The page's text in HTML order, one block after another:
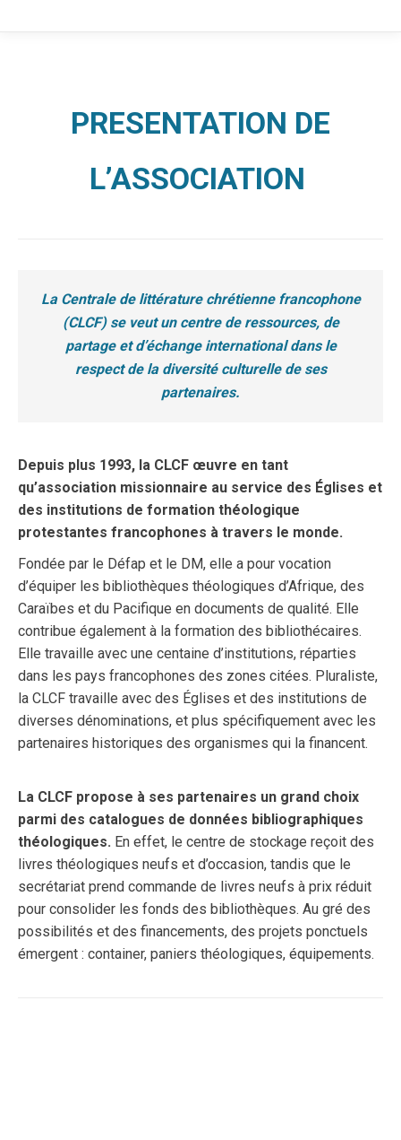
PRESENTATION DE
L’ASSOCIATION
La Centrale de littérature chrétienne francophone
(CLCF) se veut un centre de ressources, de
partage et d’échange international dans le
respect de la diversité culturelle de ses
partenaires.
Depuis plus 1993, la CLCF œuvre en tant
qu’association missionnaire au service des Églises et
des institutions de formation théologique
protestantes francophones à travers le monde.
Fondée par le Défap et le DM, elle a pour vocation
d’équiper les bibliothèques théologiques d’Afrique, des
Caraïbes et du Pacifique en documents de qualité. Elle
contribue également à la formation des bibliothécaires.
Elle travaille avec une centaine d’institutions, réparties
dans les pays francophones des zones citées. Pluraliste,
la CLCF travaille avec des Églises et des institutions de
diverses dénominations, et plus spécifiquement avec les
partenaires historiques des organismes qui la financent.
La CLCF propose à ses partenaires un grand choix
parmi des catalogues de données bibliographiques
théologiques. En effet, le centre de stockage reçoit des
livres théologiques neufs et d’occasion, tandis que le
secrétariat prend commande de livres neufs à prix réduit
pour consolider les fonds des bibliothèques. Au gré des
possibilités et des financements, des projets ponctuels
émergent : container, paniers théologiques, équipements.